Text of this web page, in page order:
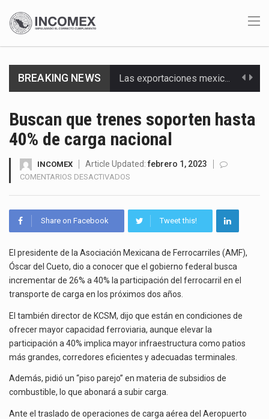
BREAKING NEWS Las exportaciones mexicanas de vehículos ligeros disminuyeron 9.67 % en julio a tasa anual, alcanzando…
Solo el 17.8 % de las empresas en México se considera totalmente preparada para la…
Los créditos fiscales determinados a empresas IMMEX rara vez nacen de una interpretación equivocada de…
La inversión fija bruta en México registró un aumento de 1.1% interanual en mayo de…
Buscan que trenes soporten hasta
40% de carga nacional
INCOMEX Article Updated:febrero 1, 2023
COMENTARIOS DESACTIVADOS
TRENES
SOPORTEN
40%
DE
CARGA
NACIONAL
Share on Facebook Tweet this!
El presidente de la Asociación Mexicana de Ferrocarriles (AMF),
Óscar del Cueto, dio a conocer que el gobierno federal busca
incrementar de 26% a 40% la participación del ferrocarril en el
transporte de carga en los próximos dos años.
El también director de KCSM, dijo que están en condiciones de
ofrecer mayor capacidad ferroviaria, aunque elevar la
participación a 40% implica mayor infraestructura como patios
más grandes, corredores eficientes y adecuadas terminales.
Además, pidió un “piso parejo” en materia de subsidios de
combustible, lo que abonará a subir carga.
Ante el traslado de operaciones de carga aérea del Aeropuerto